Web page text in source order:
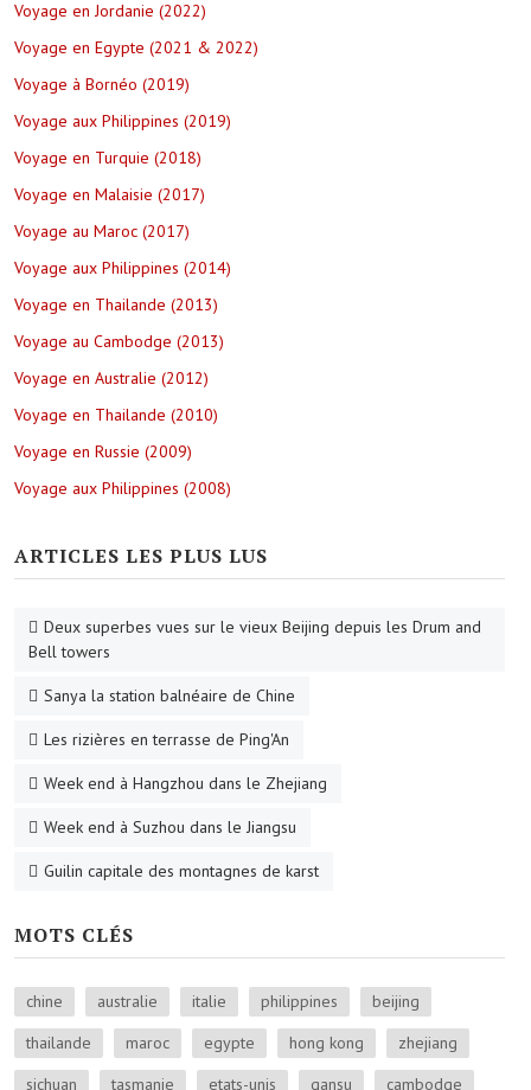
Voyage en Jordanie (2022)
Voyage en Egypte (2021 & 2022)
Voyage à Bornéo (2019)
Voyage aux Philippines (2019)
Voyage en Turquie (2018)
Voyage en Malaisie (2017)
Voyage au Maroc (2017)
Voyage aux Philippines (2014)
Voyage en Thailande (2013)
Voyage au Cambodge (2013)
Voyage en Australie (2012)
Voyage en Thailande (2010)
Voyage en Russie (2009)
Voyage aux Philippines (2008)
ARTICLES LES PLUS LUS
Deux superbes vues sur le vieux Beijing depuis les Drum and
Bell towers
Sanya la station balnéaire de Chine
Les rizières en terrasse de Ping'An
Week end à Hangzhou dans le Zhejiang
Week end à Suzhou dans le Jiangsu
Guilin capitale des montagnes de karst
MOTS CLÉS
chine australie italie philippines
beijing
thailande
maroc egypte hong kong
zhejiang
sichuan
tasmanie etats-unis gansu cambodge